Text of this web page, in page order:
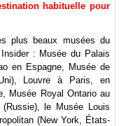
habituelle pour
plus beaux musées du
: Musée du Palais
en Espagne, Musée de
Uni), Louvre à Paris, en
Musée Royal Ontario au
le Musée Louis
(New York, États-